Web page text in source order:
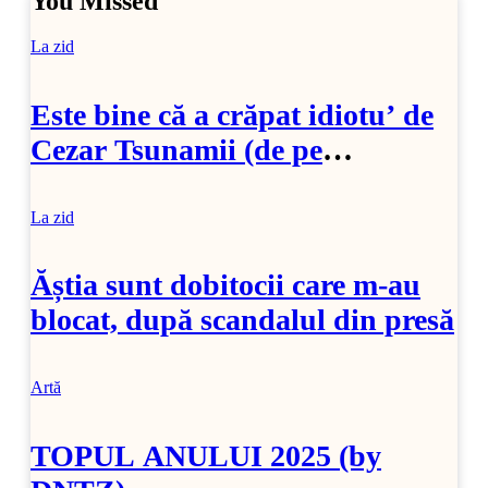
La zid
Este bine că a crăpat idiotu’ de
Cezar Tsunamii (de pe
La zid
Ăștia sunt dobitocii care m-au
blocat, după scandalul din presă
Artă
TOPUL ANULUI 2025 (by